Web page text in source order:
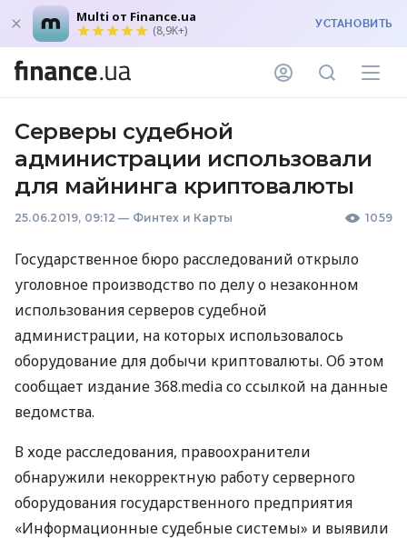
Multi от Finance.ua
(8,9K+) УСТАНОВИТЬ
Серверы судебной
администрации использовали
для майнинга криптовалюты
25.06.2019, 09:12 — Финтех и Карты 1059
Государственное бюро расследований открыло
уголовное производство по делу о незаконном
использования серверов судебной
администрации, на которых использовалось
оборудование для добычи криптовалюты. Об этом
сообщает издание 368.media со ссылкой на данные
ведомства.
В ходе расследования, правоохранители
обнаружили некорректную работу серверного
оборудования государственного предприятия
«Информационные судебные системы» и выявили